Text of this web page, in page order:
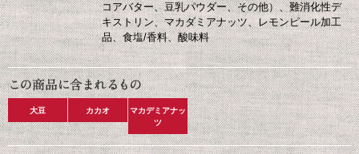
コアバター、豆乳パウダー、その他）、難消化性デ
キストリン、マカダミアナッツ、レモンピール加工
品、食塩/香料、酸味料
大豆 カカオ
マカデミアナッ
ツ